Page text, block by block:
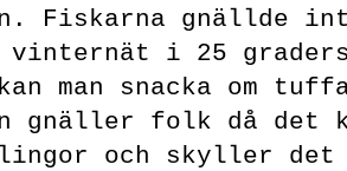
Fiskarna gnällde
vinternät i 25
man snacka om
gnäller folk då det
och skyller det